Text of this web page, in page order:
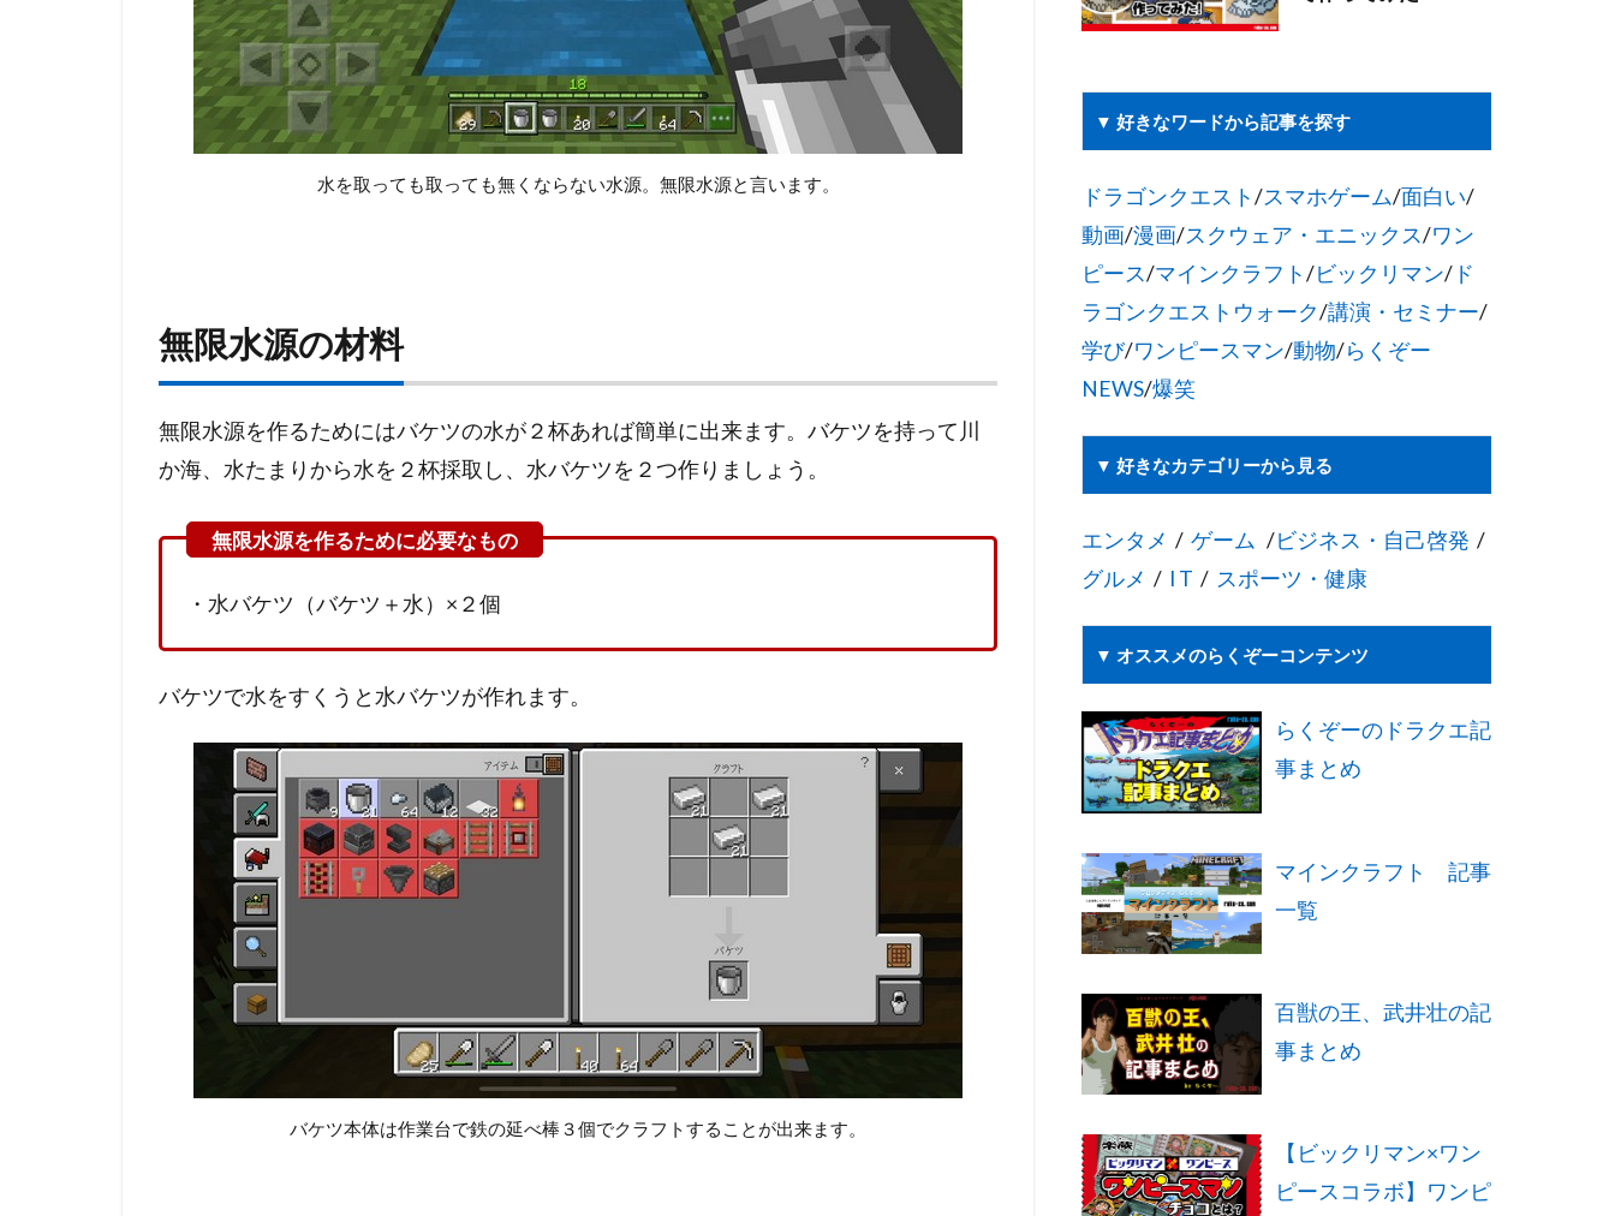
限
水
源
の
り
3.1
型
×２
ッ
ク）
無限
水源
L字型
ブロ
ク）
無限
縦型
（３
ブロ
水源
水を取っても取っても無くならない水源。無限水源と言います。
無限水源の材料
無限水源を作るためにはバケツの水が２杯あれば簡単に出来ます。バケツを持って川
か海、水たまりから水を２杯採取し、水バケツを２つ作りましょう。
・水バケツ（バケツ＋水）×２個
バケツで水をすくうと水バケツが作れます。
バケツ本体は作業台で鉄の延べ棒３個でクラフトすることが出来ます。
▼ 好きなワードから記事を探す
ドラゴンクエスト/スマホゲーム/面白い/
動画/漫画/スクウェア・エニックス/ワン
ピース/マインクラフト/ビックリマン/ ド
ラゴンクエストウォーク/講演・セミナー/
学び/ワンピースマン/動物/らくぞー
NEWS/爆笑
▼ 好きなカテゴリーから見る
エンタメ / ゲーム /ビジネス・自己啓発 /
グルメ / I T / スポーツ・健康
▼ オススメのらくぞーコンテンツ
らくぞーのドラクエ記
事まとめ
マインクラフト 記事
一覧
百獣の王、武井壮の記
事まとめ
【ビックリマン×ワン
ピースコラボ】ワンピ